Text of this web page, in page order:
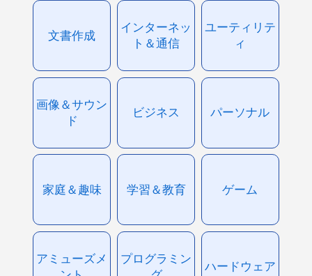
文書作成
インターネッ
ト＆通信
ユーティリテ
ィ
画像＆サウン
ド
ビジネス パーソナル
家庭＆趣味 学習＆教育 ゲーム
アミューズメ
プログラミン
ハードウェア